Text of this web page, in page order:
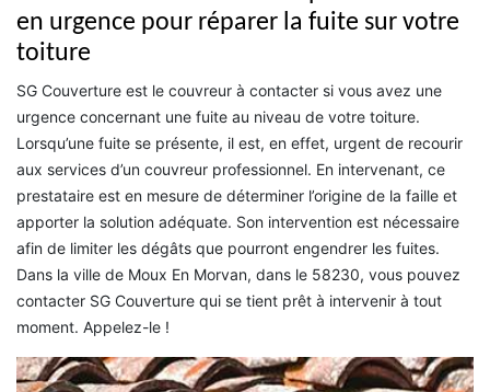
en urgence pour réparer la fuite sur votre
toiture
SG Couverture est le couvreur à contacter si vous avez une
urgence concernant une fuite au niveau de votre toiture.
Lorsqu’une fuite se présente, il est, en effet, urgent de recourir
aux services d’un couvreur professionnel. En intervenant, ce
prestataire est en mesure de déterminer l’origine de la faille et
apporter la solution adéquate. Son intervention est nécessaire
afin de limiter les dégâts que pourront engendrer les fuites.
Dans la ville de Moux En Morvan, dans le 58230, vous pouvez
contacter SG Couverture qui se tient prêt à intervenir à tout
moment. Appelez-le !